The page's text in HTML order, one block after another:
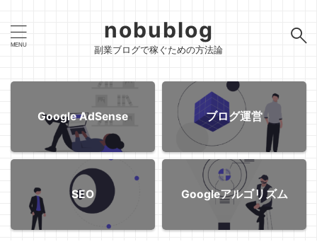
nobublog
副業ブログで稼ぐための方法論
Google AdSense ブログ運営
SEO Googleアルゴリズム